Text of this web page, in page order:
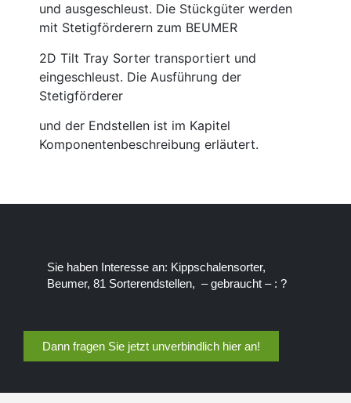
und ausgeschleust. Die Stückgüter werden
mit Stetigförderern zum BEUMER
2D Tilt Tray Sorter transportiert und
eingeschleust. Die Ausführung der
Stetigförderer
und der Endstellen ist im Kapitel
Komponentenbeschreibung erläutert.
Sie haben Interesse an: Kippschalensorter,
Beumer, 81 Sorterendstellen, – gebraucht – : ?
Dann fragen Sie jetzt unverbindlich hier an!